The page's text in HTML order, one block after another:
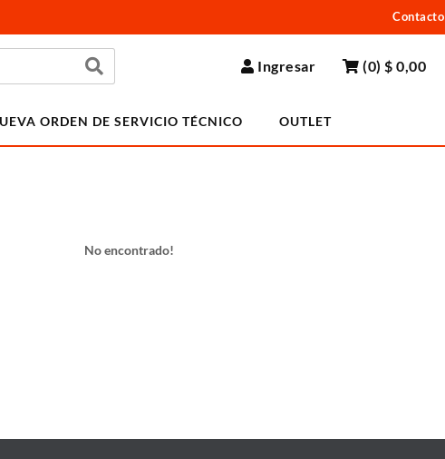
Contacto
Ingresar (0)$ 0,00
ORDEN DE SERVICIO TÉCNICO OUTLET
No encontrado!